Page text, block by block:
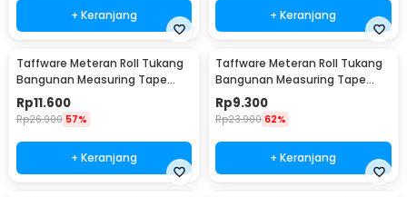
+ Keranjang + Keranjang
Taffware Meteran Roll Tukang
Bangunan Measuring Tape
Auto Lock 5M - XBE5M
Rp11.600
Rp26.900 57%
+ Keranjang
Taffware Meteran Roll Tukang
Bangunan Measuring Tape
Auto Lock 16mm 3M - DSH-19
Rp9.300
Rp23.900 62%
+ Keranjang